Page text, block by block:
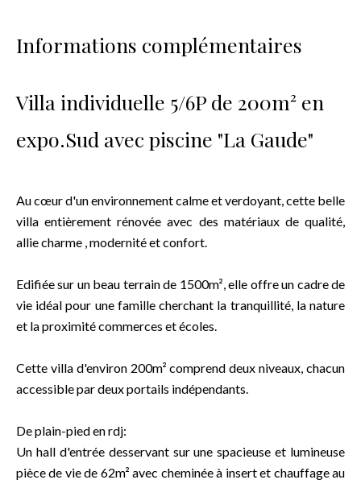
Informations complémentaires
Villa individuelle 5/6P de 200m² en
expo.Sud avec piscine "La Gaude"
Au cœur d'un environnement calme et verdoyant, cette belle
villa entièrement rénovée avec des matériaux de qualité,
allie charme , modernité et confort.
Edifiée sur un beau terrain de 1500m², elle offre un cadre de
vie idéal pour une famille cherchant la tranquillité, la nature
et la proximité commerces et écoles.
Cette villa d'environ 200m² comprend deux niveaux, chacun
accessible par deux portails indépendants.
De plain-pied en rdj:
Un hall d'entrée desservant sur une spacieuse et lumineuse
pièce de vie de 62m² avec cheminée à insert et chauffage au